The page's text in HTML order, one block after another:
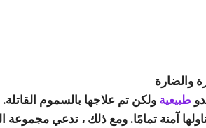
والضارة
طبيعية ولكن تم علاجها بالسموم
آمنة تمامًا. ومع ذلك ، تدعي مجموعة